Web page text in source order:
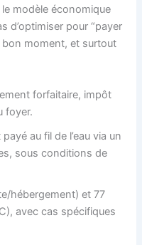
modèle économique
d’optimiser pour “payer
bon moment, et surtout
forfaitaire, impôt
foyer.
au fil de l’eau via un
sous conditions de
hébergement) et 77
avec cas spécifiques